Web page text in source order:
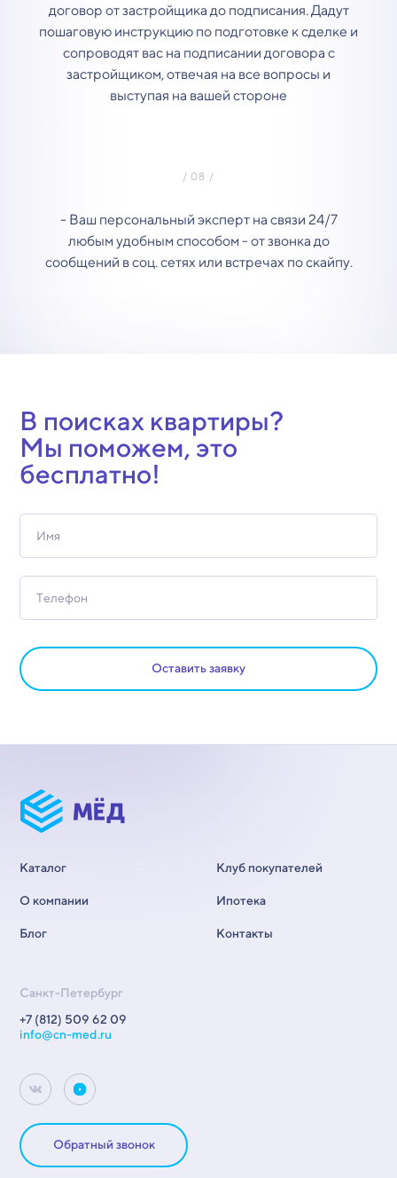
договор от застройщика до подписания. Дадут
пошаговую инструкцию по подготовке к сделке и
сопроводят вас на подписании договора с
застройщиком, отвечая на все вопросы и
выступая на вашей стороне
- Ваш персональный эксперт на связи 24/7
любым удобным способом - от звонка до
сообщений в соц. сетях или встречах по скайпу.
В поисках квартиры?
Мы поможем, это
бесплатно!
Оставить заявку
Каталог
О компании
Блог
Клуб покупателей
Ипотека
Контакты
Санкт-Петербург
+7 (812) 509 62 09
info@cn-med.ru
Обратный звонок